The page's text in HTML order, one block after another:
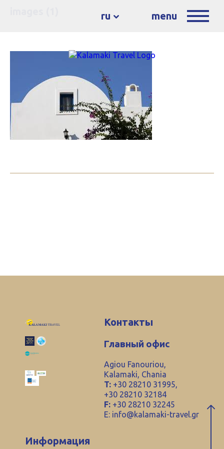
ru menu
Контакты
Главный офис
Agiou Fanouriou,
Kalamaki, Chania
T: +30 28210 31995,
+30 28210 32184
F: +30 28210 32245
E: info@kalamaki-travel.gr
Информация